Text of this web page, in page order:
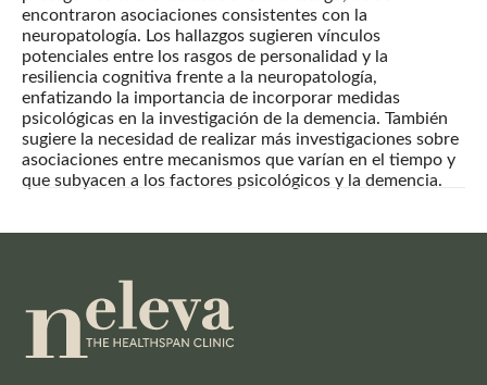
encontraron asociaciones consistentes con la
neuropatología. Los hallazgos sugieren vínculos
potenciales entre los rasgos de personalidad y la
resiliencia cognitiva frente a la neuropatología,
enfatizando la importancia de incorporar medidas
psicológicas en la investigación de la demencia. También
sugiere la necesidad de realizar más investigaciones sobre
asociaciones entre mecanismos que varían en el tiempo y
que subyacen a los factores psicológicos y la demencia.